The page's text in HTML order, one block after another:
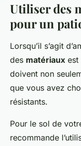
Utiliser des
pour un
Lorsqu’il s’agit
des matériaux est
doivent non
que vous avez
résistants.
Pour le sol de
recommande